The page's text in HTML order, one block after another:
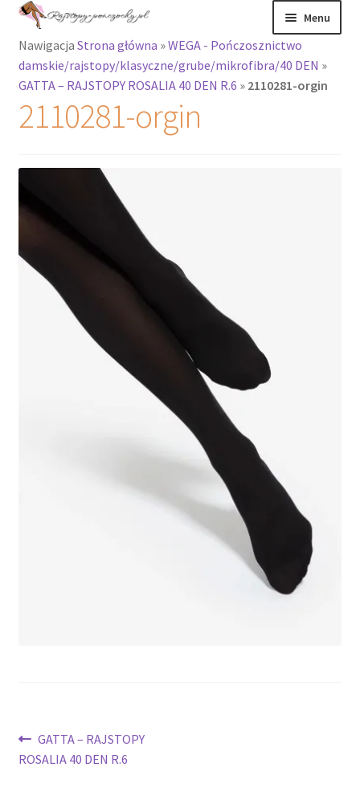
Przejdź
nawigacji
Przejdź
treści
Menu
Rajstopy
Rozwiń
menu
potomne
Podkolanówki i
skarpetki
Wszystkie
produkty
menu
potomne
Nawigacja Strona główna »WEGA - Pończosznictwo
damskie/rajstopy/klasyczne/grube/mikrofibra/40 DEN »
GATTA – RAJSTOPY ROSALIA 40 DEN R.6 » 2110281-orgin
2110281-orgin
Nawigacja
wpisu
Poprzedni
wpis:
GATTA – RAJSTOPY
ROSALIA 40 DEN R.6